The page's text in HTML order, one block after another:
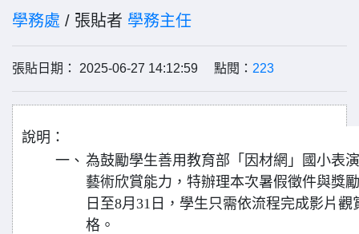
學務處 / 張貼者 學務主任
張貼日期： 2025-06-27 14:12:59 點閱： 223
說明：
一、 為鼓勵學生善用教育部「因材網」國小表
藝術欣賞能力，特辦理本次暑假徵件與獎
日至8月31日，學生只需依流程完成影片
格。